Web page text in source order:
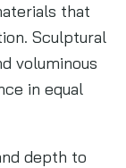
that
Sculptural
voluminous
in equal
depth to